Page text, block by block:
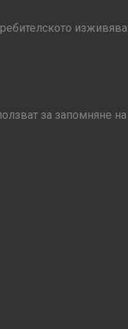
за запомняне на